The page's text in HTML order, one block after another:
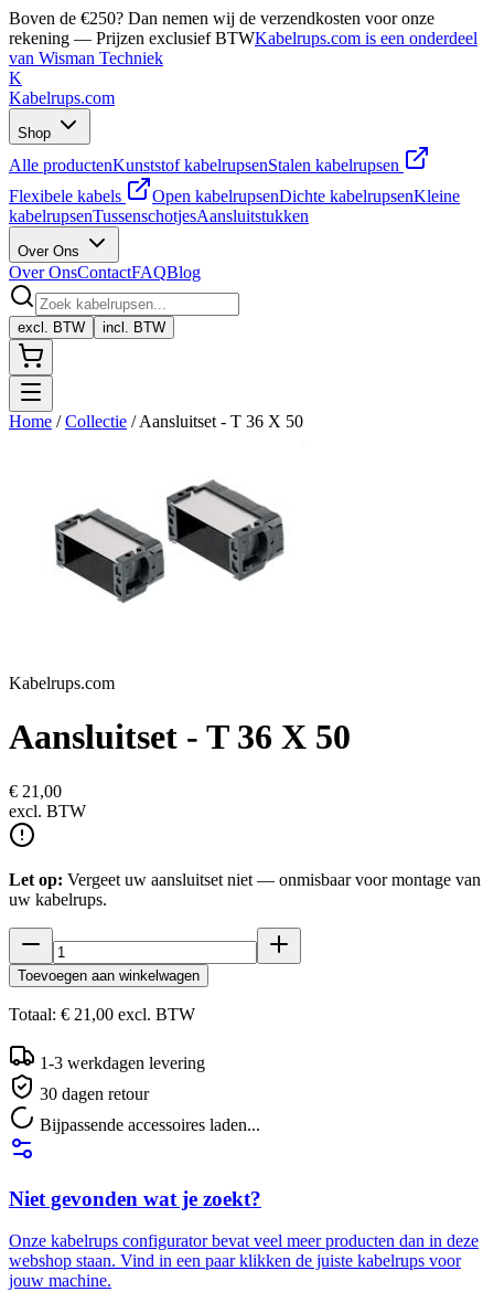
Boven de €250? Dan nemen wij de verzendkosten voor onze
rekening — Prijzen exclusief BTWKabelrups.com is een onderdeel
van Wisman Techniek
K
Kabelrups.com
Shop
Alle productenKunststof kabelrupsenStalen kabelrupsen
Flexibele kabels
Open kabelrupsenDichte kabelrupsenKleine
kabelrupsenTussenschotjesAansluitstukken
Over Ons
Over OnsContactFAQBlog
excl. BTW incl. BTW
Home / Collectie / Aansluitset - T 36 X 50
Kabelrups.com
Aansluitset - T 36 X 50
€ 21,00
excl. BTW
Let op: Vergeet uw aansluitset niet — onmisbaar voor montage van
uw kabelrups.
Toevoegen aan winkelwagen
Totaal: € 21,00 excl. BTW
1-3 werkdagen levering
30 dagen retour
Bijpassende accessoires laden...
Niet gevonden wat je zoekt?
Onze kabelrups configurator bevat veel meer producten dan in deze
webshop staan. Vind in een paar klikken de juiste kabelrups voor
jouw machine.